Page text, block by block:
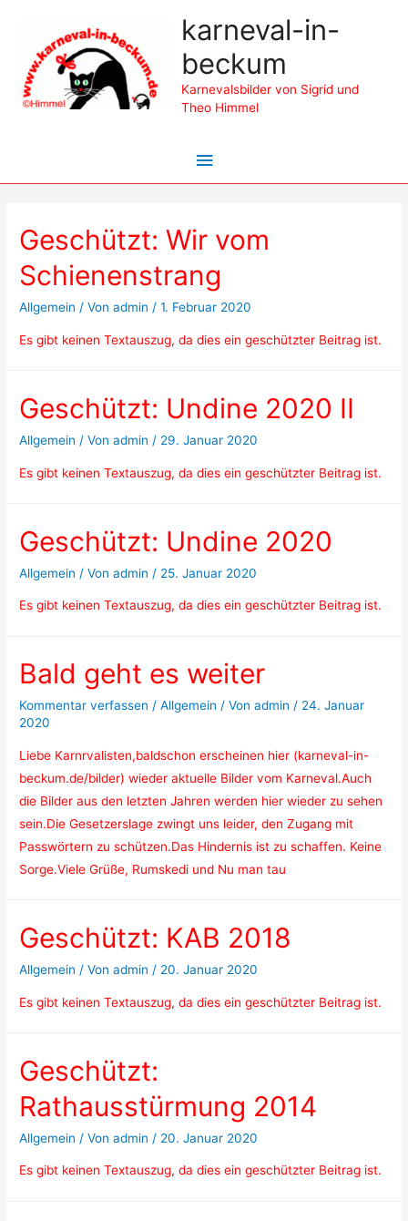
karneval-in-
beckum
Karnevalsbilder von Sigrid und
Theo Himmel
Hauptmenü
Geschützt: Wir vom
Schienenstrang
Allgemein / Vonadmin /1. Februar 2020
Es gibt keinen Textauszug, da dies ein geschützter Beitrag ist.
Geschützt: Undine 2020 II
Allgemein / Vonadmin / 29. Januar 2020
Es gibt keinen Textauszug, da dies ein geschützter Beitrag ist.
Geschützt: Undine 2020
Allgemein / Vonadmin / 25. Januar 2020
Es gibt keinen Textauszug, da dies ein geschützter Beitrag ist.
Bald geht es weiter
Kommentar verfassen /Allgemein / Vonadmin / 24. Januar
2020
Liebe Karnrvalisten,baldschon erscheinen hier (karneval-in-
beckum.de/bilder) wieder aktuelle Bilder vom Karneval.Auch
die Bilder aus den letzten Jahren werden hier wieder zu sehen
sein.Die Gesetzerslage zwingt uns leider, den Zugang mit
Passwörtern zu schützen.Das Hindernis ist zu schaffen. Keine
Sorge.Viele Grüße, Rumskedi und Nu man tau
Geschützt: KAB 2018
Allgemein / Vonadmin / 20. Januar 2020
Es gibt keinen Textauszug, da dies ein geschützter Beitrag ist.
Geschützt:
Rathausstürmung 2014
Allgemein / Vonadmin / 20. Januar 2020
Es gibt keinen Textauszug, da dies ein geschützter Beitrag ist.